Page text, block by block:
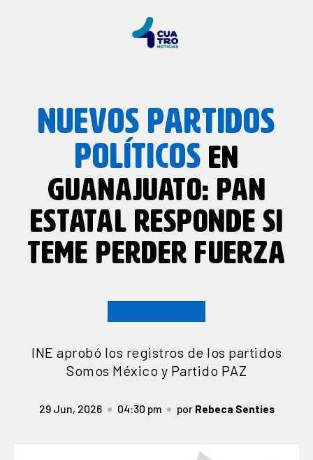
NUEVOS PARTIDOS
POLÍTICOS EN
GUANAJUATO: PAN
ESTATAL RESPONDE SI
TEME PERDER FUERZA
INE aprobó los registros de los partidos
Somos México y Partido PAZ
29 Jun, 2026 04:30 pm por Rebeca Senties